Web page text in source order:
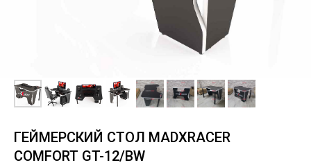
ГЕЙМЕРСКИЙ СТОЛ MADXRACER
COMFORT GT-12/BW